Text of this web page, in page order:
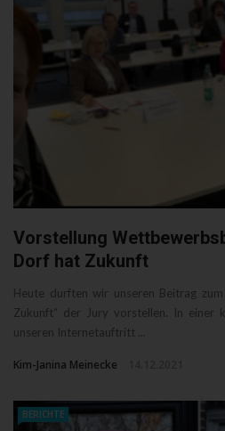
Vorstellung
Dorf hat Zukunft
Heute durften wir unseren Beitrag
Zukunft“ der Jury vorstellen. In einer
unseren Internetauftritt ...
Kim-Janina Meinecke
BERICHTE